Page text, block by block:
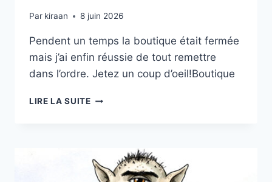
Par kiraan 8 juin 2026
Pendent un temps la boutique était fermée
mais j’ai enfin réussie de tout remettre
dans l’ordre. Jetez un coup d’oeil!Boutique
LIRE LA SUITELA
OUVERTE